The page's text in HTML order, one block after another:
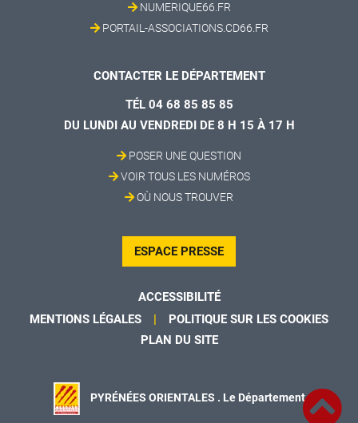
NUMERIQUE66.FR
PORTAIL-ASSOCIATIONS.CD66.FR
CONTACTER LE DÉPARTEMENT
TÉL 04 68 85 85 85
DU LUNDI AU VENDREDI DE 8 H 15 À 17 H
POSER UNE QUESTION
VOIR TOUS LES NUMÉROS
OÙ NOUS TROUVER
ESPACE PRESSE
ACCESSIBILITÉ
MENTIONS LÉGALES
POLITIQUE SUR LES COOKIES
PLAN DU SITE
PYRÉNÉES ORIENTALES . Le Département